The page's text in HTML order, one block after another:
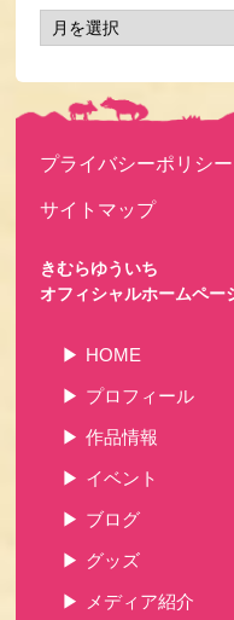
プライバシーポリシー
サイトマップ
きむらゆういち
オフィシャルホームペー
HOME
プロフィール
作品情報
イベント
ブログ
グッズ
メディア紹介